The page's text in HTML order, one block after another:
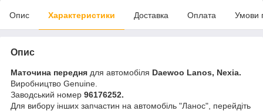
Опис Характеристики Доставка Оплата Умови
Опис
Маточина передня для автомобіля Daewoo Lanos, Nexia.
Виробництво Genuine.
Заводський номер 96176252.
Для вибору інших запчастин на автомобіль "Ланос", перейдіть